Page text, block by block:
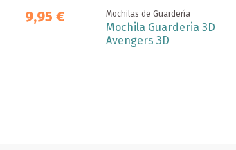
9,95 € Mochilas de Guardería
Mochila Guarderia 3D
Avengers 3D